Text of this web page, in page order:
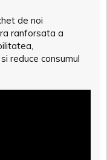
de noi
ranforsata a
reduce consumul